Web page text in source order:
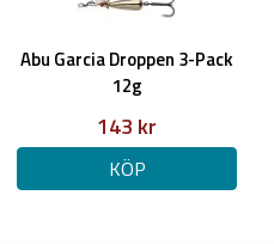
Abu Garcia Droppen 3-Pack
12g
143 kr
KÖP